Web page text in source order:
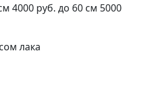
4000 руб. до 60 см 5000
лака